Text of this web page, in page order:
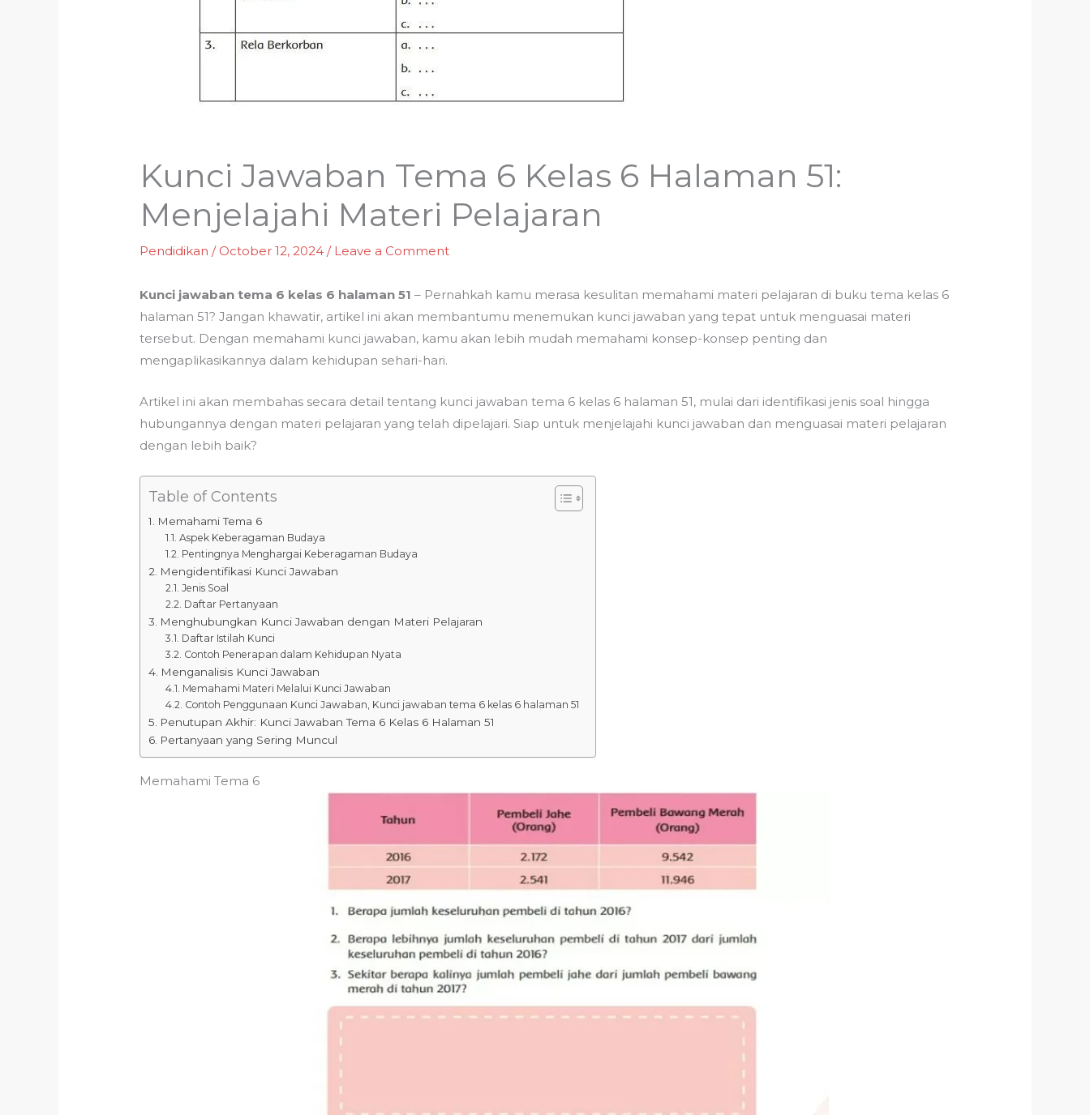
Kunci Jawaban Tema 6 Kelas 6 Halaman 51:
Menjelajahi Materi Pelajaran
Pendidikan / October 12, 2024/ Leave a Comment
Kunci jawaban tema 6 kelas 6 halaman 51 – Pernahkah kamu merasa kesulitan memahami materi pelajaran di buku tema kelas 6
halaman 51? Jangan khawatir, artikel ini akan membantumu menemukan kunci jawaban yang tepat untuk menguasai materi
tersebut. Dengan memahami kunci jawaban, kamu akan lebih mudah memahami konsep-konsep penting dan
mengaplikasikannya dalam kehidupan sehari-hari.
Artikel ini akan membahas secara detail tentang kunci jawaban tema 6 kelas 6 halaman 51, mulai dari identifikasi jenis soal hingga
hubungannya dengan materi pelajaran yang telah dipelajari. Siap untuk menjelajahi kunci jawaban dan menguasai materi pelajaran
dengan lebih baik?
Table of Contents
Memahami Tema 6
Aspek Keberagaman Budaya
Pentingnya Menghargai Keberagaman Budaya
Mengidentifikasi Kunci Jawaban
Jenis Soal
Daftar Pertanyaan
Menghubungkan Kunci Jawaban dengan Materi Pelajaran
Daftar Istilah Kunci
Contoh Penerapan dalam Kehidupan Nyata
Menganalisis Kunci Jawaban
Memahami Materi Melalui Kunci Jawaban
Contoh Penggunaan Kunci Jawaban, Kunci jawaban tema 6 kelas 6 halaman 51
Penutupan Akhir: Kunci Jawaban Tema 6 Kelas 6 Halaman 51
Pertanyaan yang Sering Muncul
Memahami Tema 6